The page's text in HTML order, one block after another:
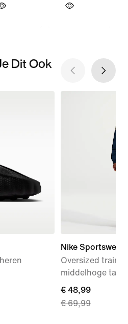
Dit Ook
Nike Sportswear
Oversized
middelhoge
current
price
€ 48,99
€ 69,99